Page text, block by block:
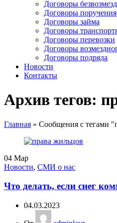
Договоры
Договоры поручения
Договоры займа
Договоры
Договоры перевозки
Договоры
Договоры подряда
Новости
Контакты
Архив тегов:
Главная » Сообщения с тегами
04 Мар
Новости, СМИ о нас
Что делать, если снег
04.03.2023